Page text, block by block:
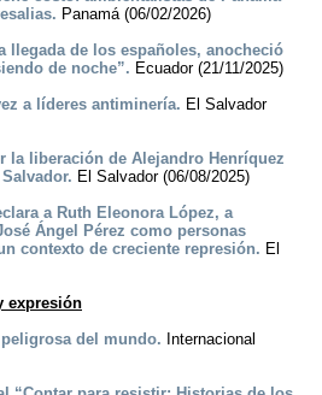
Panamá (06/02/2026)
llegada de los españoles, anocheció
de noche”. Ecuador (21/11/2025)
a líderes antiminería. El Salvador
la liberación de Alejandro Henríquez
El Salvador (06/08/2025)
a Ruth Eleonora López, a
Ángel Pérez como personas
contexto de creciente represión. El
expresión
del mundo. Internacional